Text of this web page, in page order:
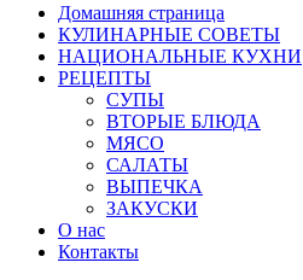
Домашняя страница
КУЛИНАРНЫЕ СОВЕТЫ
НАЦИОНАЛЬНЫЕ КУХНИ
РЕЦЕПТЫ
СУПЫ
ВТОРЫЕ БЛЮДА
МЯСО
САЛАТЫ
ВЫПЕЧКА
ЗАКУСКИ
О нас
Контакты